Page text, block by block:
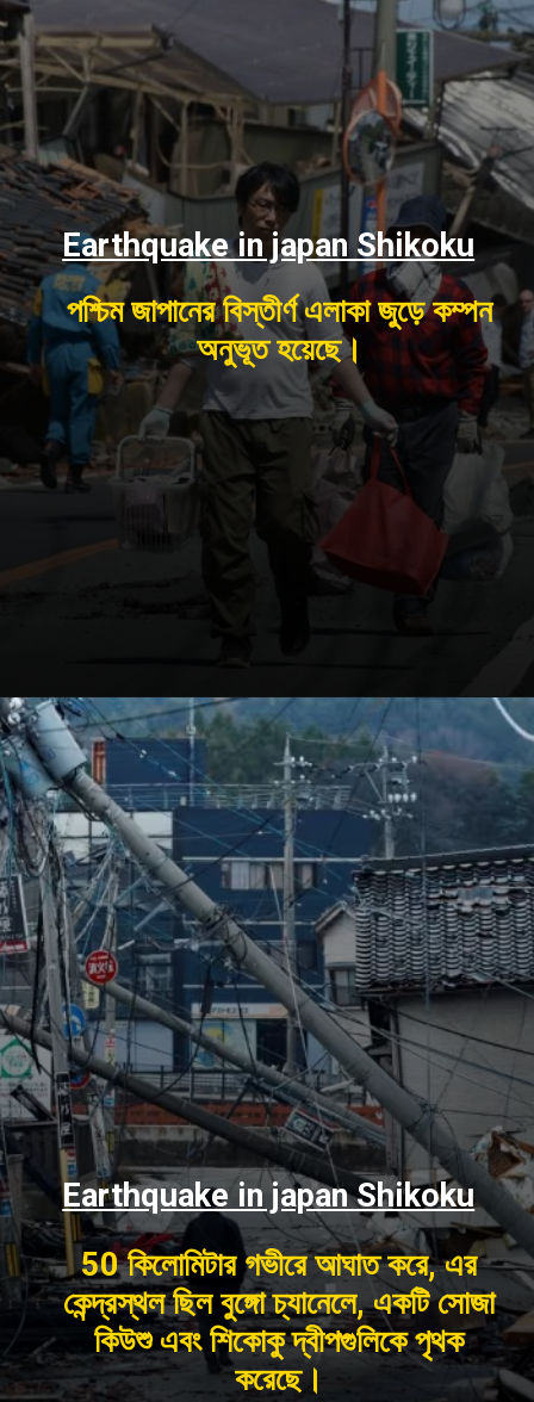
পশ্চিম জাপানের বিস্তীর্ণ এলাকা জুড়ে কম্পন
অনুভূত হয়েছে।
Earthquake in japan Shikoku
50 কিলোমিটার গভীরে আঘাত করে, এর
কেন্দ্রস্থল ছিল বুঙ্গো চ্যানেলে, একটি সোজা
কিউশু এবং শিকোকু দ্বীপগুলিকে পৃথক
করেছে।
Earthquake in japan Shikoku